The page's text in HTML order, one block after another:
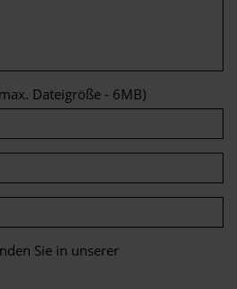
Dateigröße - 6MB)
Sie in unserer